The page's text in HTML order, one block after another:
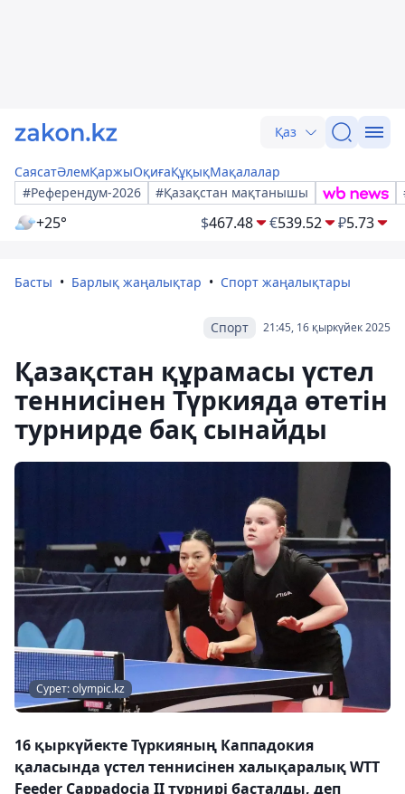
Қаз
СаясатӘлемҚаржыОқиғаҚұқықМақалалар
#Референдум-2026
#Қазақстан мақтанышы
+25° $467.48 €539.52 ₽5.73
Басты Барлық жаңалықтар Спорт жаңалықтары
21:45, 16 қыркүйек 2025
Спорт
Қазақстан құрамасы үстел
теннисінен Түркияда өтетін
турнирде бақ сынайды
Сурет: olympic.kz
16 қыркүйекте Түркияның Каппадокия
қаласында үстел теннисінен халықаралық WTT
Feeder Cappadocia II турнирі басталды, деп